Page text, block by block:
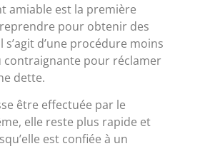
amiable est la première
pour obtenir des
s’agit d’une procédure moins
contraignante pour réclamer
dette.
être effectuée par le
elle reste plus rapide et
est confiée à un